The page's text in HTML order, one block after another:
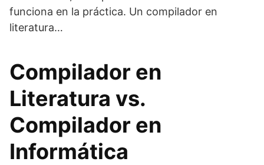
funciona en la práctica. Un compilador en
literatura…
Compilador en
Literatura vs.
Compilador en
Informática